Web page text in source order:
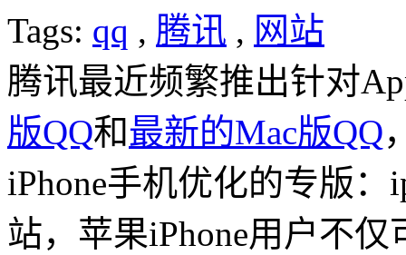
Tags: qq , 腾讯 , 网站
腾讯最近频繁推出针对
版QQ和最新的Mac版QQ
iPhone手机优化的专版：
站，苹果iPhone用户不